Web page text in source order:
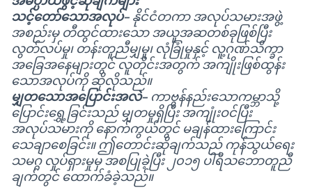
သင့်တော်သောအလုပ်– နိုင်ငံတကာ အလုပ်သမားအဖွဲ့
အစည်းမှ တီထွင်ထားသော အယူအဆတစ်ခုဖြစ်ပြီး
လွတ်လပ်မှု၊ တန်းတူညီမျှမှု၊ လုံခြုံမှုနှင့် လူ့ဂုဏ်သိက္ခာ
အခြေအနေများတွင် လူတိုင်းအတွက် အကျိုးဖြစ်ထွန်း
သောအလုပ်ကို ဆိုလိုသည်။
မျှတသောအပြောင်းအလဲ– ကာဗွန်နည်းသောကမ္ဘာသို့
ပြောင်းရွှေ့ခြင်းသည် မျှတမှုရှိပြီး အကျုံးဝင်ပြီး
အလုပ်သမားကို နောက်ကွယ်တွင် မချန်ထားကြောင်း
သေချာစေခြင်း။ ဤတောင်းဆိုချက်သည် ကုန်သွယ်ရေး
သမဂ္ဂ လှုပ်ရှားမှုမှ အစပြုခဲ့ပြီး ၂၀၁၅ ပါရီသဘောတူညီ
ချက်တွင် ထောက်ခံခဲ့သည်။